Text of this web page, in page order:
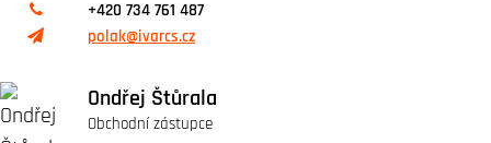
+420 734 761 487
polak@ivarcs.cz
Ondřej Štůrala
Obchodní zástupce